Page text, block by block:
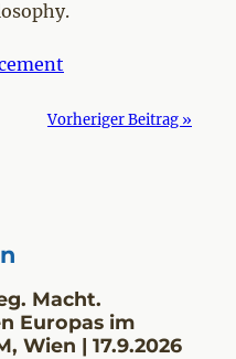
Vorheriger Beitrag »
Macht.
Europas im
Wien | 17.9.2026